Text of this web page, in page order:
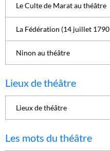
Le Culte de Marat au théâtre
La Fédération (14 juillet 1790
Ninon au théâtre
Lieux de théâtre
Lieux de théâtre
Les mots du théâtre